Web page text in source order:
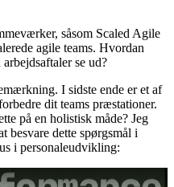
såsom Scaled Agile
agile teams. Hvordan
se ud?
I sidste ende er et af
dit teams præstationer.
på en holistisk måde? Jeg
besvare dette spørgsmål i
i personaleudvikling: